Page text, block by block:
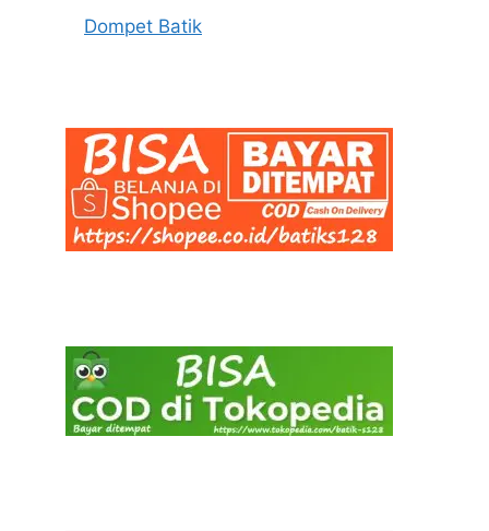
Dompet Batik